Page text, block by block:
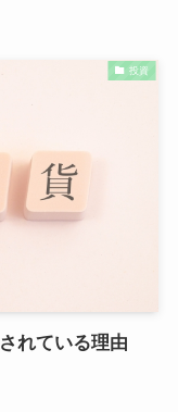
投資
れている理由